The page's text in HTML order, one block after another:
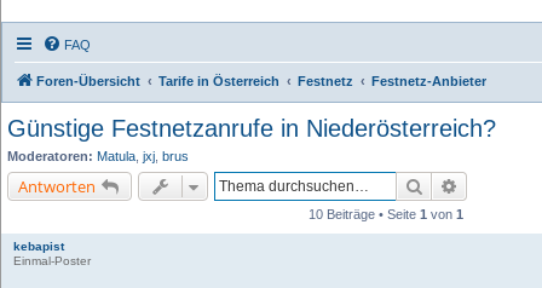
FAQ
Foren-Übersicht Tarife in Österreich Festnetz Festnetz-Anbieter
Günstige Festnetzanrufe in Niederösterreich?
Moderatoren: Matula jxj brus
Antworten Suche
10 Beiträge • Seite 1 von 1
kebapist
Einmal-Poster